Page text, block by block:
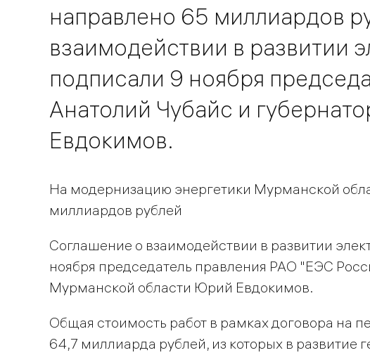
направлено 65 миллиардов
взаимодействии в развитии
подписали 9 ноября
Анатолий Чубайс и
Евдокимов.
На модернизацию энергетики Мурманской
миллиардов рублей
Соглашение о взаимодействии в развитии
ноября председатель правления РАО "ЕЭС
Мурманской области Юрий Евдокимов.
Общая стоимость работ в рамках договора на
64,7 миллиарда рублей, из которых в развитие